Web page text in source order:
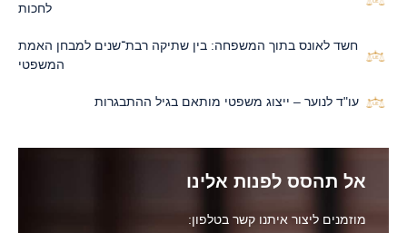
לחכות
חשד לאונס בתוך המשפחה: בין שתיקה רבת־שנים למבחן האמת
המשפטי
עו"ד לנוער – ייצוג משפטי מותאם בגיל ההתבגרות
אל תהסס לפנות אלינו
מוזמנים ליצור איתנו קשר בטלפון: